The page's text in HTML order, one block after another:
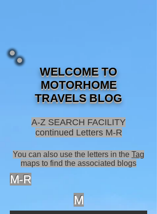
WELCOME TO
MOTORHOME
TRAVELS BLOG
A-Z SEARCH FACILITY
continued Letters M-R
You can also use the letters in the Tag
maps to find the associated blogs
M-R
M